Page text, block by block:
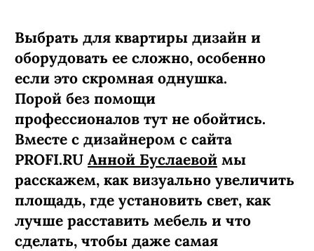
Выбрать для квартиры дизайн и
оборудовать ее сложно, особенно
если это скромная однушка.
Порой без помощи
профессионалов тут не обойтись.
Вместе с дизайнером с сайта
PROFI.RU Анной Буслаевой мы
расскажем, как визуально увеличить
площадь, где установить свет, как
лучше расставить мебель и что
сделать, чтобы даже самая